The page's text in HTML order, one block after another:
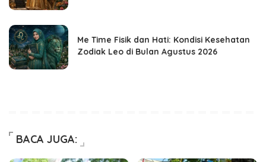
Me Time Fisik dan Hati: Kondisi Kesehatan
Zodiak Leo di Bulan Agustus 2026
BACA JUGA: